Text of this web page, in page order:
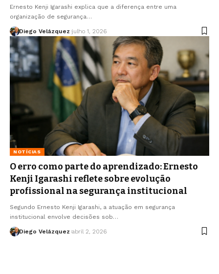
Ernesto Kenji Igarashi explica que a diferença entre uma
organização de segurança…
Diego Velázquez julho 1, 2026
NOTÍCIAS
O erro como parte do aprendizado: Ernesto
Kenji Igarashi reflete sobre evolução
profissional na segurança institucional
Segundo Ernesto Kenji Igarashi, a atuação em segurança
institucional envolve decisões sob…
Diego Velázquez abril 2, 2026